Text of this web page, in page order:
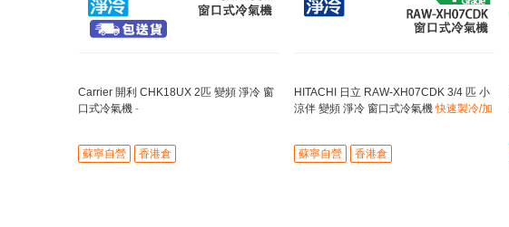
Carrier 開利 CHK18UX 2匹 變頻 淨冷 窗
口式冷氣機 -
蘇寧自營 香港倉
HITACHI 日立 RAW-XH07CDK 3/4 匹 小
涼伴 變頻 淨冷 窗口式冷氣機快速製冷/加
蘇寧自營 香港倉